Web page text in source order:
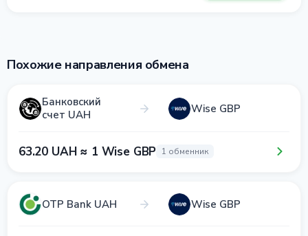
Похожие направления обмена
Банковский
счет UAH
Wise GBP
63.20 UAH ≈ 1 Wise GBP 1 обменник
OTP Bank UAH Wise GBP